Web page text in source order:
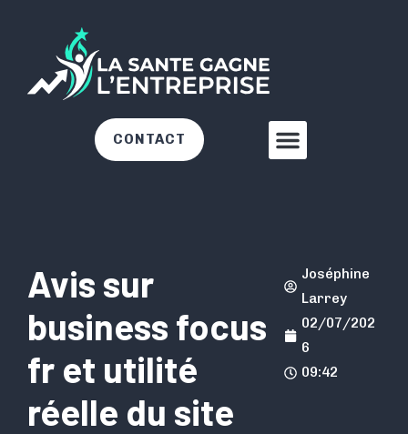
CONTACT
Joséphine
Larrey
02/07/202
6
09:42
Avis sur
business focus
fr et utilité
réelle du site